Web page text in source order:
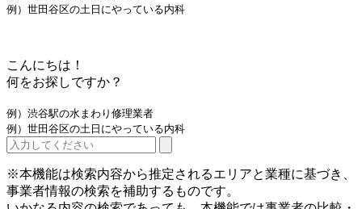
例）世田谷区の土日にやっている内科
こんにちは！
何をお探しですか？
例）渋谷駅の水まわり修理業者
例）世田谷区の土日にやっている内科
※本機能は検索内容から推定されるエリアと業種に基づき、
事業者情報の検索を補助するものです。